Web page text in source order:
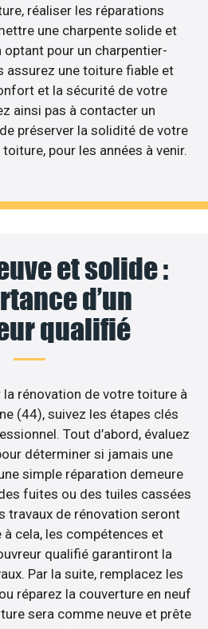
réaliser les réparations
une charpente solide et
optant pour un charpentier-
assurez une toiture fiable et
et la sécurité de votre
ainsi pas à contacter un
préserver la solidité de votre
pour les années à venir.
et solide :
d’un
qualifié
la rénovation de votre toiture à
(44), suivez les étapes clés
Tout d’abord, évaluez
déterminer si jamais une
simple réparation demeure
fuites ou des tuiles cassées
travaux de rénovation seront
à cela, les compétences et
qualifié garantiront la
Par la suite, remplacez les
réparez la couverture en neuf
sera comme neuve et prête